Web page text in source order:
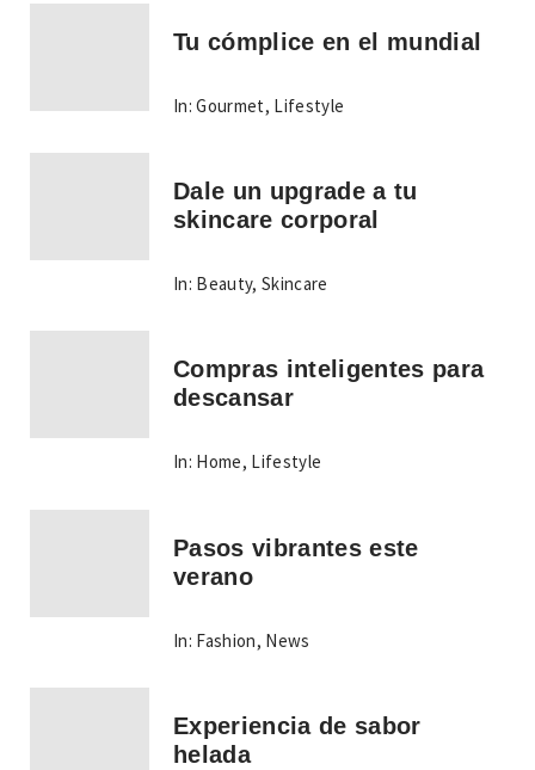
Tu cómplice en el mundial
In: Gourmet, Lifestyle
Dale un upgrade a tu
skincare corporal
In: Beauty,Skincare
Compras inteligentes para
descansar
In: Home, Lifestyle
Pasos vibrantes este
verano
In: Fashion, News
Experiencia de sabor
helada